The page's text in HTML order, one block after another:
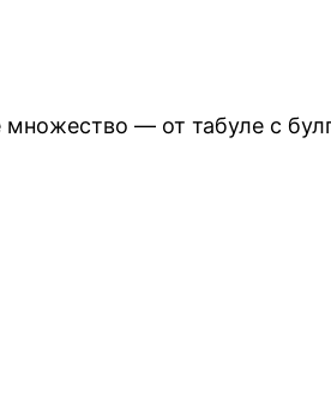
— от табуле с